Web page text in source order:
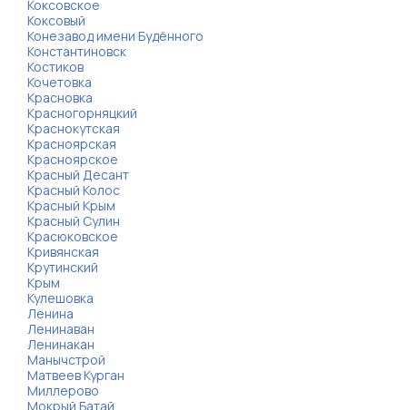
Коксовское
Коксовый
Конезавод имени Будённого
Константиновск
Костиков
Кочетовка
Красновка
Красногорняцкий
Краснокутская
Красноярская
Красноярское
Красный Десант
Красный Колос
Красный Крым
Красный Сулин
Красюковское
Кривянская
Крутинский
Крым
Кулешовка
Ленина
Ленинаван
Ленинакан
Манычстрой
Матвеев Курган
Миллерово
Мокрый Батай